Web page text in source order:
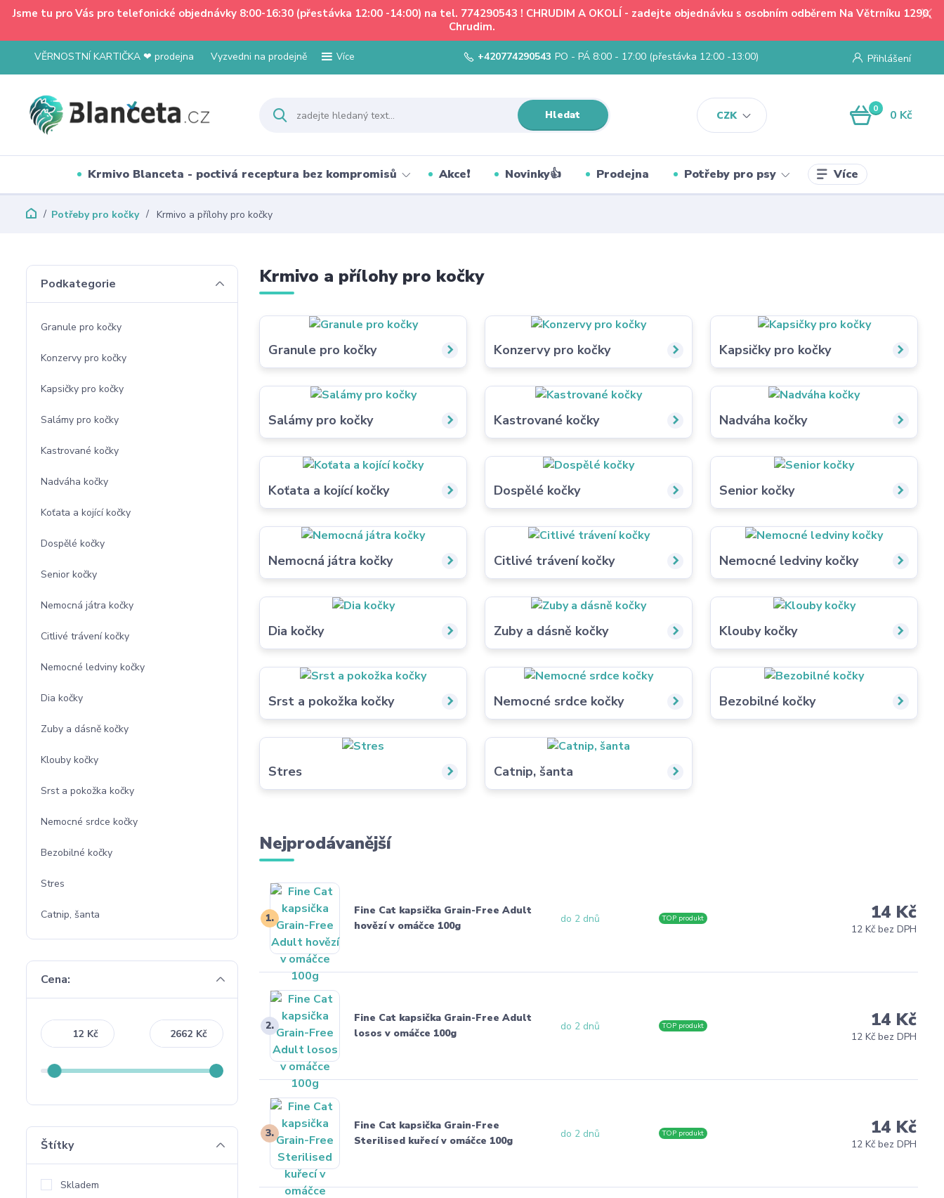
Jsme tu pro Vás pro telefonické objednávky 8:00-16:30 (přestávka 12:00 -14:00) na tel. 774290543 ! CHRUDIM A OKOLÍ - zadejte objednávku s osobním odběrem Na Větrníku 1290,
Chrudim.
VĚRNOSTNÍ KARTIČKA ❤ prodejna Vyzvedni na prodejně Více
CZK
Přihlášení
Hledat
+420774290543 PO - PÁ 8:00 - 17:00 (přestávka 12:00 -13:00)
0 0 Kč
Krmivo Blanceta - poctivá receptura bez kompromisů Akce❗ Novinky👍 Prodejna Potřeby pro psy Více
Potřeby pro kočky Krmivo a přílohy pro kočky
Krmivo a přílohy pro kočky
Granule pro kočky Konzervy pro kočky Kapsičky pro kočky
Salámy pro kočky Kastrované kočky Nadváha kočky
Koťata a kojící kočky Dospělé kočky Senior kočky
Nemocná játra kočky Citlivé trávení kočky Nemocné ledviny kočky
Dia kočky Zuby a dásně kočky Klouby kočky
Srst a pokožka kočky Nemocné srdce kočky Bezobilné kočky
Stres Catnip, šanta
Nejprodávanější
1.
Fine Cat kapsička Grain-Free Adult
hovězí v omáčce 100g
do 2 dnů TOP produkt 14 Kč
12 Kč bez DPH
2.
Fine Cat kapsička Grain-Free Adult
losos v omáčce 100g
do 2 dnů TOP produkt 14 Kč
12 Kč bez DPH
3.
Fine Cat kapsička Grain-Free
Sterilised kuřecí v omáčce 100g
do 2 dnů TOP produkt 14 Kč
12 Kč bez DPH
Podkategorie
Granule pro kočky
Konzervy pro kočky
Kapsičky pro kočky
Salámy pro kočky
Kastrované kočky
Nadváha kočky
Koťata a kojící kočky
Dospělé kočky
Senior kočky
Nemocná játra kočky
Citlivé trávení kočky
Nemocné ledviny kočky
Dia kočky
Zuby a dásně kočky
Klouby kočky
Srst a pokožka kočky
Nemocné srdce kočky
Bezobilné kočky
Stres
Catnip, šanta
Cena:
Kč Kč
Štítky
Skladem